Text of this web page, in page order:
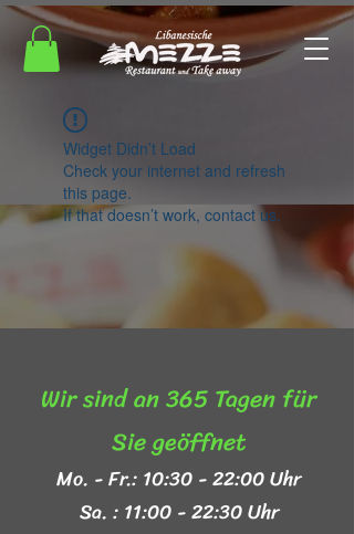
Widget Didn’t Load
Check your internet and refresh
this page.
If that doesn’t work, contact us.
Wir sind an 365 Tagen für
Sie geöffnet​
Mo. - Fr.: 10:30 - 22:00 Uhr
Sa. : 11:00 - 22:30 Uhr